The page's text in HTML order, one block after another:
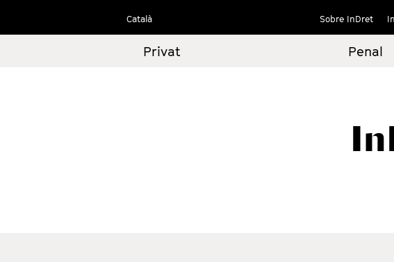
contenido
Català Sobre InDret
Privat Penal